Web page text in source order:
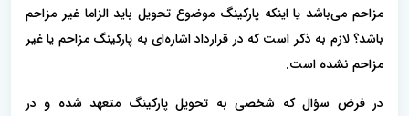
مزاحم می‌باشد یا اینکه پارکینگ موضوع تحویل باید الزاما غیر مزاحم
باشد؟ لازم به ذکر است که در قرارداد اشاره‌ای به پارکینگ مزاحم یا غیر
مزاحم نشده است.
در فرض سؤال که شخصی به تحویل پارکینگ متعهد شده و در